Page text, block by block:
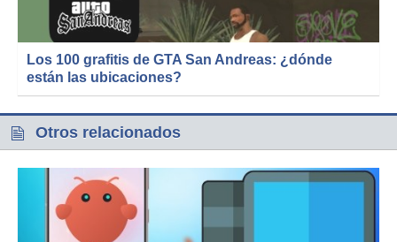
Los 100 grafitis de GTA San Andreas: ¿dónde
están las ubicaciones?
Otros relacionados